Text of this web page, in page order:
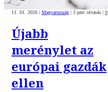
11. 01. 2026 | Magyarország | 3 perc olvasás | 0
Újabb
merénylet az
európai gazdák
ellen